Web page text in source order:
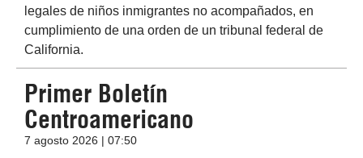
legales de niños inmigrantes no acompañados, en
cumplimiento de una orden de un tribunal federal de
California.
Primer Boletín
Centroamericano
7 agosto 2026 | 07:50